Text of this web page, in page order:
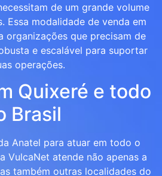
de um grande volume
Essa modalidade de venda em
organizações que precisam de
e escalável para suportar
operações.
Quixeré e todo
Brasil
Anatel para atuar em todo o
VulcaNet atende não apenas a
também outras localidades do